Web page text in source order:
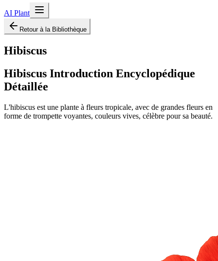
AI Plant
Retour à la Bibliothèque
Hibiscus
Hibiscus Introduction Encyclopédique
Détaillée
L'hibiscus est une plante à fleurs tropicale, avec de grandes fleurs en
forme de trompette voyantes, couleurs vives, célèbre pour sa beauté.